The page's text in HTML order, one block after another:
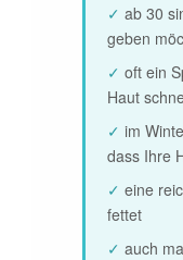
✓ ab 30
geben
✓ oft ein
Haut
✓ im
dass Ihre
✓ eine
fettet
✓ auch